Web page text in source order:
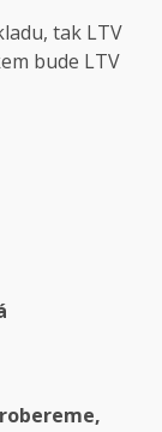
tak LTV
bude LTV